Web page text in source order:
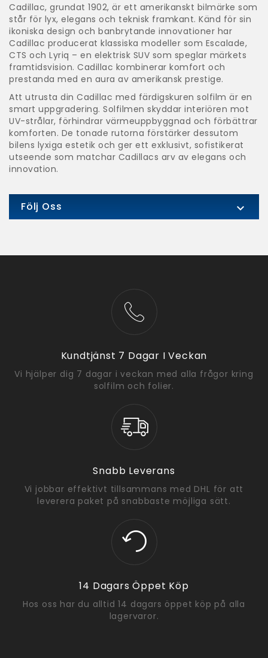
Cadillac, grundat 1902, är ett amerikanskt bilmärke som
står för lyx, elegans och teknisk framkant. Känd för sin
ikoniska design och banbrytande innovationer har
Cadillac producerat klassiska modeller som Escalade,
CTS och Lyriq – en elektrisk SUV som speglar märkets
framtidsvision. Cadillac kombinerar komfort och
prestanda med en aura av amerikansk prestige.
Att utrusta din Cadillac med färdigskuren solfilm är en
smart uppgradering. Solfilmen skyddar interiören mot
UV-strålar, förhindrar värmeuppbyggnad och förbättrar
komforten. De tonade rutorna förstärker dessutom
bilens lyxiga estetik och ger ett exklusivt, sofistikerat
utseende som matchar Cadillacs arv av elegans och
innovation.
Följ Oss 
Kundtjänst 7 Dagar I Veckan
Vi hjälper dig 7 dagar i veckan med alla frågor kring
solfilm och folier.
Snabb Leverans
Vi jobbar effektivt tillsammans med DHL för att
leverera paket på snabbaste möjliga sätt.
14 Dagars Öppet Köp
Hos oss har du alltid 14 dagars öppet köp på alla
lagervaror.